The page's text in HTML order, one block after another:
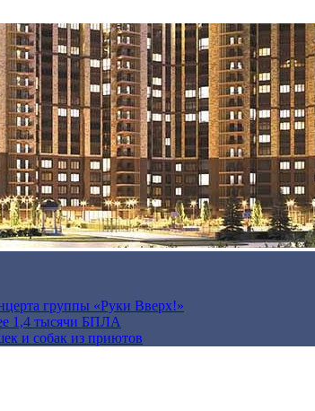
группы «Руки Вверх!»
1,4 тысячи БПЛА
и собак из приютов